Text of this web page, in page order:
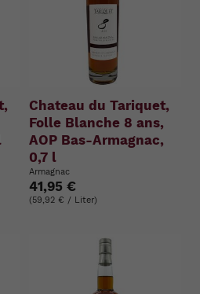
Chateau du Tariquet,
Folle Blanche 8 ans,
AOP Bas-Armagnac,
0,7 l
Armagnac
41,95 €
(59,92 € / Liter)